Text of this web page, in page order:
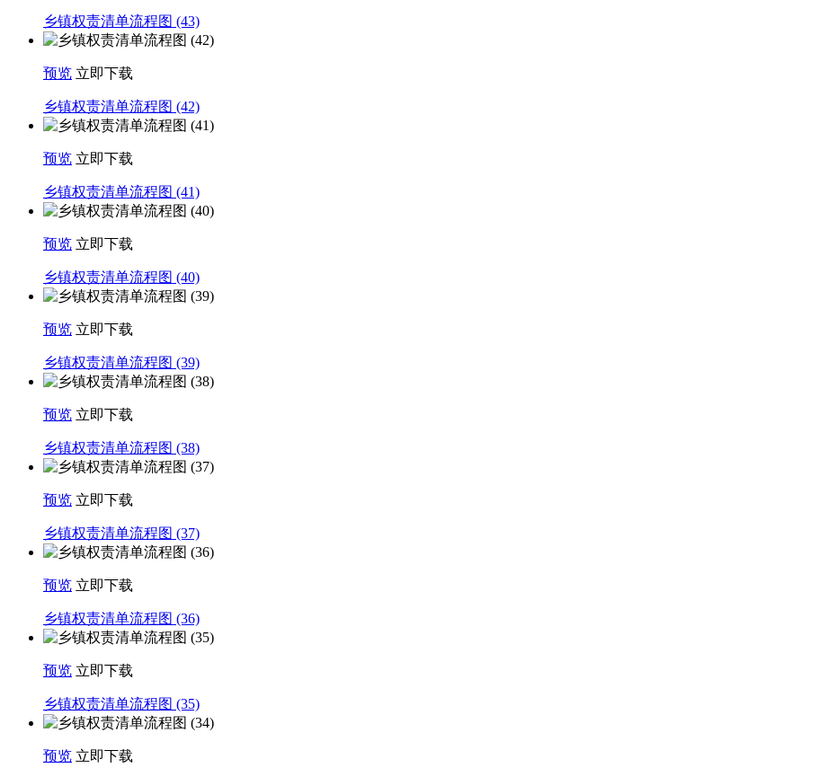
乡镇权责清单流程图 (43)
预览 立即下载
乡镇权责清单流程图 (42)
预览 立即下载
乡镇权责清单流程图 (41)
预览 立即下载
乡镇权责清单流程图 (40)
预览 立即下载
乡镇权责清单流程图 (39)
预览 立即下载
乡镇权责清单流程图 (38)
预览 立即下载
乡镇权责清单流程图 (37)
预览 立即下载
乡镇权责清单流程图 (36)
预览 立即下载
乡镇权责清单流程图 (35)
预览 立即下载